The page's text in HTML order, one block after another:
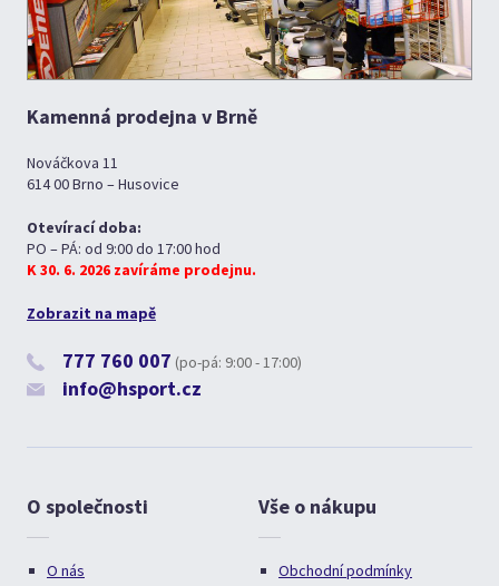
Kamenná prodejna v Brně
Nováčkova 11
614 00 Brno – Husovice
Otevírací doba:
PO – PÁ: od 9:00 do 17:00 hod
K 30. 6. 2026 zavíráme prodejnu.
Zobrazit na mapě
777 760 007 (po-pá: 9:00 - 17:00)
info@hsport.cz
O společnosti
O nás
Vše o nákupu
Obchodní podmínky